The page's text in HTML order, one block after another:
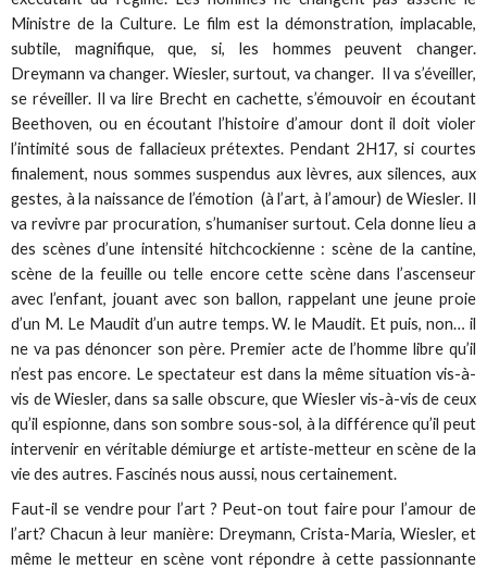
Ministre de la Culture. Le film est la démonstration, implacable,
subtile, magnifique, que, si, les hommes peuvent changer.
Dreymann va changer. Wiesler, surtout, va changer. Il va s’éveiller,
se réveiller. Il va lire Brecht en cachette, s’émouvoir en écoutant
Beethoven, ou en écoutant l’histoire d’amour dont il doit violer
l’intimité sous de fallacieux prétextes. Pendant 2H17, si courtes
finalement, nous sommes suspendus aux lèvres, aux silences, aux
gestes, à la naissance de l’émotion (à l’art, à l’amour) de Wiesler. Il
va revivre par procuration, s’humaniser surtout. Cela donne lieu a
des scènes d’une intensité hitchcockienne : scène de la cantine,
scène de la feuille ou telle encore cette scène dans l’ascenseur
avec l’enfant, jouant avec son ballon, rappelant une jeune proie
d’un M. Le Maudit d’un autre temps. W. le Maudit. Et puis, non… il
ne va pas dénoncer son père. Premier acte de l’homme libre qu’il
n’est pas encore. Le spectateur est dans la même situation vis-à-
vis de Wiesler, dans sa salle obscure, que Wiesler vis-à-vis de ceux
qu’il espionne, dans son sombre sous-sol, à la différence qu’il peut
intervenir en véritable démiurge et artiste-metteur en scène de la
vie des autres. Fascinés nous aussi, nous certainement.
Faut-il se vendre pour l’art ? Peut-on tout faire pour l’amour de
l’art? Chacun à leur manière: Dreymann, Crista-Maria, Wiesler, et
même le metteur en scène vont répondre à cette passionnante